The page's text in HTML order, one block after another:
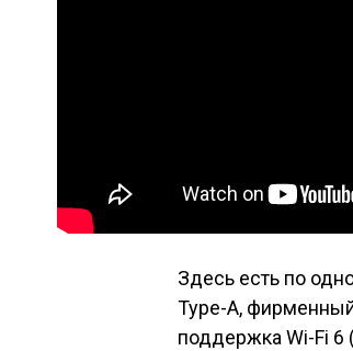
Здесь есть по
Type-A,
поддержка Wi-Fi 6